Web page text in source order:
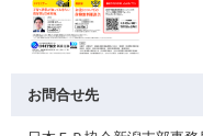
お問合せ先